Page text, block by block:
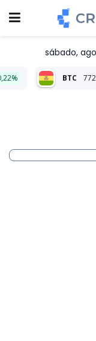
sábado,
BTC 772.127,66 BOB